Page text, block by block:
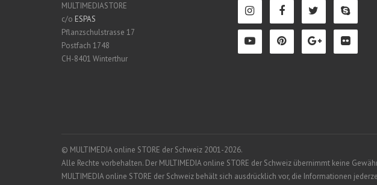
MULTIMEDIASTORE
c/o ESPAS
Pflanzschulstrasse 17
Postfach 1748
CH-8401 Winterthur
© MULTIMEDIA online STORE der Schweiz 2001-2026.
Alle Rechte vorbehalten. Der MULTIMEDIA online STORE der Schweiz übernimmt keine
MULTIMEDIA online STORE der Schweiz behält sich ausdrücklich vor, die Informationen